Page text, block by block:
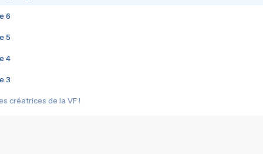
6
5
4
3
créatrices de la VF !